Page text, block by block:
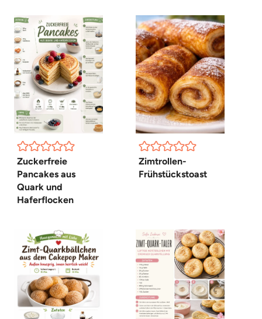
Zuckerfreie
Pancakes aus
Quark und
Haferflocken
Zimtrollen-
Frühstückstoast